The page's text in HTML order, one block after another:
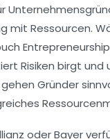
mit Ressourcen.
Risiken birgt
Gründer
oder Bayer